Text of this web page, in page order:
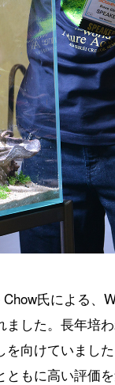
氏による、
した。長年培
向けていまし
もに高い評価を